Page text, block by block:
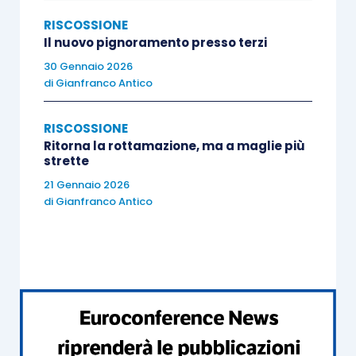
beneficiare dei suoi effetti.
Restano, comunque,acquisite e non sono
rimborsabili le somme relative a debiti definibili
versate anteriormente all’adesione alla
rottamazione.
Quanto agli
prevista dapprima la
RISCOSSIONE
Il nuovo pignoramento presso terzi
30 Gennaio 2026
di Gianfranco Antico
RISCOSSIONE
Ritorna la rottamazione, ma a maglie più
strette
21 Gennaio 2026
di Gianfranco Antico